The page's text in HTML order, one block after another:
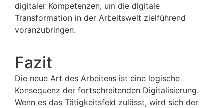
digitaler Kompetenzen, um die digitale
Transformation in der Arbeitswelt zielführend
voranzubringen.
Fazit
Die neue Art des Arbeitens ist eine logische
Konsequenz der fortschreitenden Digitalisierung.
Wenn es das Tätigkeitsfeld zulässt, wird sich der